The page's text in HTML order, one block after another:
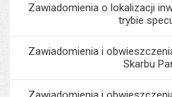
Zawiadomienia o lokalizacji
trybie
Zawiadomienia i
Skarbu